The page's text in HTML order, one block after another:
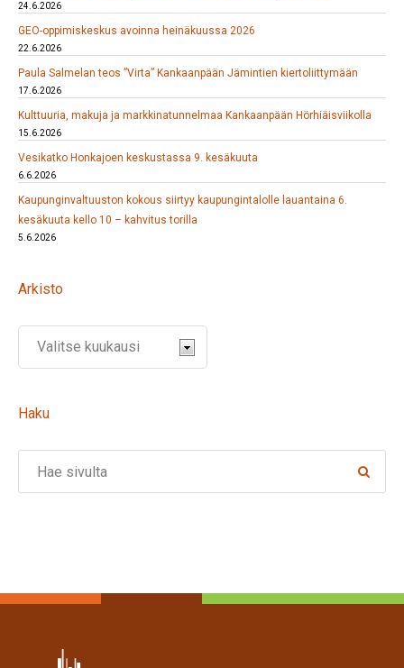
24.6.2026
GEO-oppimiskeskus avoinna heinäkuussa 2026
22.6.2026
Paula Salmelan teos ”Virta” Kankaanpään Jämintien kiertoliittymään
17.6.2026
Kulttuuria, makuja ja markkinatunnelmaa Kankaanpään Hörhiäisviikolla
15.6.2026
Vesikatko Honkajoen keskustassa 9. kesäkuuta
6.6.2026
Kaupunginvaltuuston kokous siirtyy kaupungintalolle lauantaina 6.
kesäkuuta kello 10 – kahvitus torilla
5.6.2026
Arkisto
Haku